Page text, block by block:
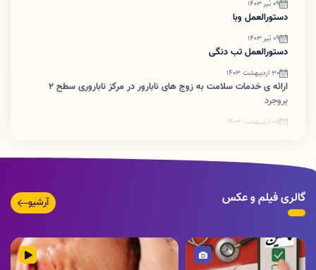
09 تیر 1403
دستورالعمل وبا
09 تیر 1403
دستورالعمل تب دنگی
30 اردیبهشت 1403
ارائه ی خدمات سلامت به زوج های نابارور در مرکز ناباروری سطح ۲
بروجرد
05 اردیبهشت 1403
گالری فیلم و عکس آرشیو